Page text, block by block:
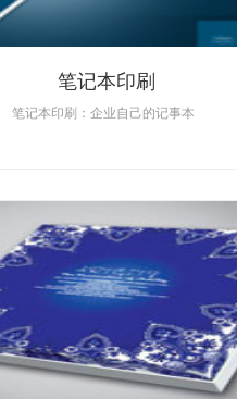
笔记本印刷
笔记本印刷：企业自己的记事本